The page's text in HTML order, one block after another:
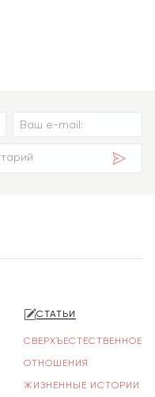
СТАТЬИ
СВЕРХЪЕСТЕСТВЕННОЕ
ОТНОШЕНИЯ
ЖИЗНЕННЫЕ ИСТОРИИ